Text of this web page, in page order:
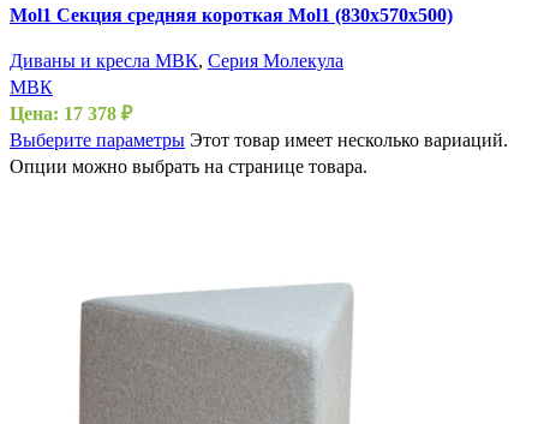
Mol1 Секция средняя короткая Mol1 (830х570х500)
Диваны и кресла МВК, Серия Молекула
МВК
Цена: 17 378 ₽
Выберите параметры Этот товар имеет несколько вариаций.
Опции можно выбрать на странице товара.